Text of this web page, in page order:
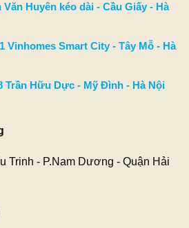
Văn Huyên kéo dài - Cầu Giấy - Hà
Vinhomes Smart City - Tây Mỗ - Hà
Trần Hữu Dực - Mỹ Đình - Hà Nội
Trinh - P.Nam Dương - Quận Hải